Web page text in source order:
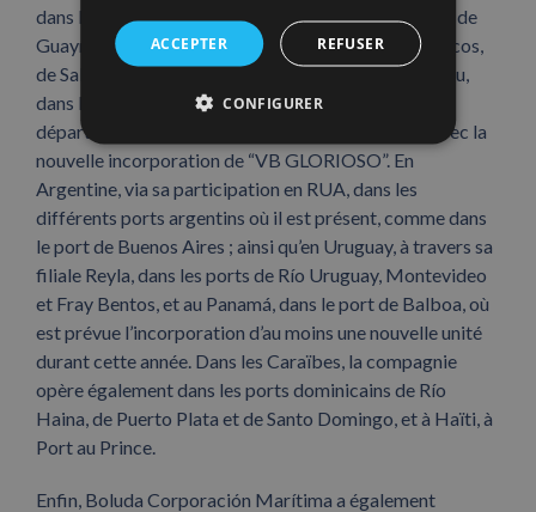
dans les ports mexicains d’Ensenada, de Costa Azul, de
Guaymas, de Mazatlán, de Tampico, de Coatzacoalcos,
de Salina Cruz, de Manzanillo et d’Altamira. Au Pérou,
dans les ports de Salaverry et de Bayóvar, là où le
département continuera à renforcer sa présence avec la
nouvelle incorporation de “VB GLORIOSO”. En
Argentine, via sa participation en RUA, dans les
différents ports argentins où il est présent, comme dans
le port de Buenos Aires ; ainsi qu’en Uruguay, à travers sa
filiale Reyla, dans les ports de Río Uruguay, Montevideo
et Fray Bentos, et au Panamá, dans le port de Balboa, où
est prévue l’incorporation d’au moins une nouvelle unité
durant cette année. Dans les Caraïbes, la compagnie
opère également dans les ports dominicains de Río
Haina, de Puerto Plata et de Santo Domingo, et à Haïti, à
Port au Prince.
Enfin, Boluda Corporación Marítima a également
ACCEPTER REFUSER
CONFIGURER